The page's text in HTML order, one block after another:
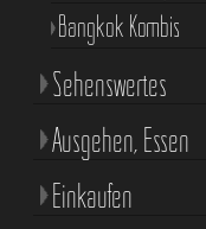
Bangkok Kombis
Sehenswertes
Ausgehen, Essen
Einkaufen